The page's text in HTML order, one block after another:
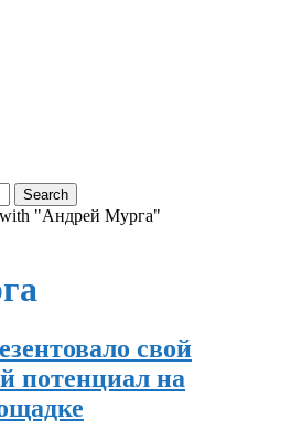
with "Андрей Мурга"
свой
потенциал на